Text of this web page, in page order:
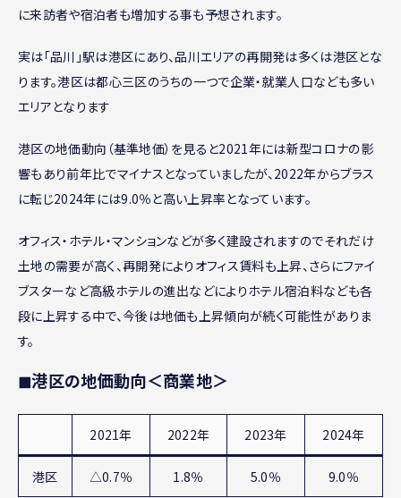
に来訪者や宿泊者も増加する事も予想されます。
実は「品川」駅は港区にあり、品川エリアの再開発は多くは港区とな
ります。港区は都心三区のうちの一つで企業・就業人口なども多い
エリアとなります
港区の地価動向（基準地価）を見ると2021年には新型コロナの影
響もあり前年比でマイナスとなっていましたが、2022年からブラス
に転じ2024年には9.0％と高い上昇率となっています。
オフィス・ホテル・マンションなどが多く建設されますのでそれだけ
土地の需要が高く、再開発によりオフィス賃料も上昇、さらにファイ
ブスターなど高級ホテルの進出などによりホテル宿泊料なども各
段に上昇する中で、今後は地価も上昇傾向が続く可能性がありま
す。
◼︎港区の地価動向＜商業地＞
2021年 2022年 2023年 2024年
港区 △0.7％ 1.8％ 5.0％ 9.0％